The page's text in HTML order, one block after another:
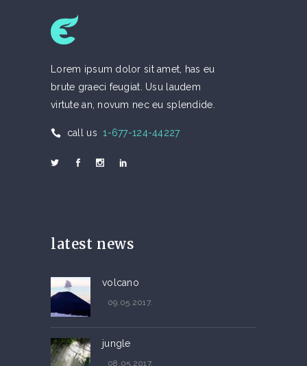
Energy
Lorem ipsum dolor sit amet,
consectetur adipiscing...
Lorem ipsum dolor sit amet, has eu
brute graeci feugiat. Usu laudem
virtute an, novum nec eu splendide.
call us 1-677-124-44227
latest news
volcano
09.05.2017.
jungle
08.05.2017.